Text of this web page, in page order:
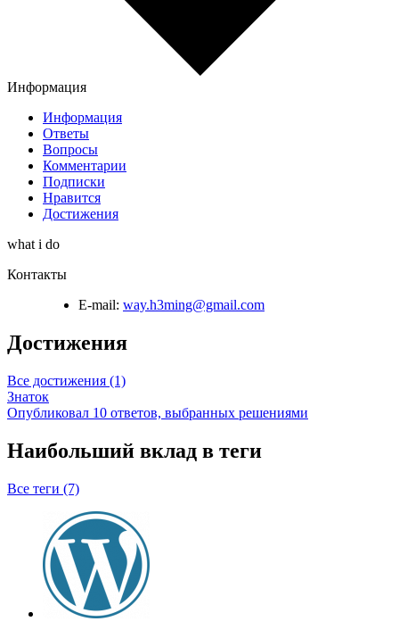
Информация
Информация
Ответы
Вопросы
Комментарии
Подписки
Нравится
Достижения
what i do
Контакты
E-mail: way.h3ming@gmail.com
Достижения
Все достижения (1)
Знаток
Опубликовал 10 ответов, выбранных решениями
Наибольший вклад в теги
Все теги (7)